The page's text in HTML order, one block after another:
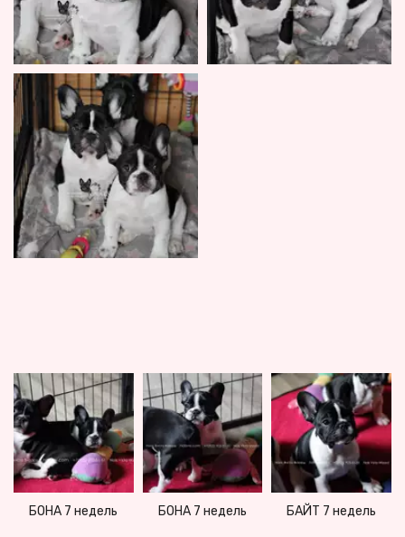
БОНА 7 недель БОНА 7 недель БАЙТ 7 недель